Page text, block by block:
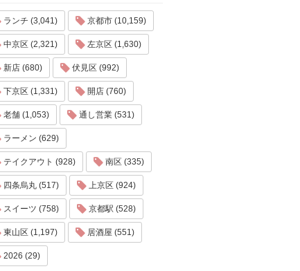
ランチ (3,041) 京都市 (10,159)
中京区 (2,321) 左京区 (1,630)
新店 (680) 伏見区 (992)
下京区 (1,331) 開店 (760)
老舗 (1,053) 通し営業 (531)
ラーメン (629)
テイクアウト (928) 南区 (335)
四条烏丸 (517) 上京区 (924)
スイーツ (758) 京都駅 (528)
東山区 (1,197) 居酒屋 (551)
2026 (29)